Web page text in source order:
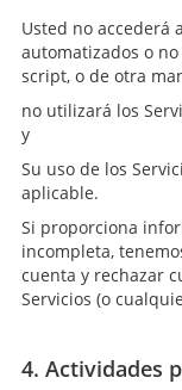
Usted no accederá
automatizados o
script, o de otra
no utilizará los
y
Su uso de los
aplicable.
Si proporciona
incompleta,
cuenta y rechazar
Servicios (o
4. Actividades